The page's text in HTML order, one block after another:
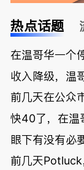
热点话题
在温哥华一个
收入降级，温
前几天在公众
快40了，在
眼下有没有必
前几天